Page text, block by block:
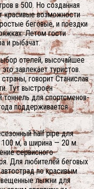
в 500. Но созданная
красивые возможности
беговые, и поездки
Летом гости
и рыбачат.
отелей, высочайшее
завлекает туристов.
говорит Станислав
Тут выстроен
для спортсменов-
поддерживается
half pipe для
100 м, а ширина — 20 м.
сервисного
Для любителей беговых
по красивым
лыжни для